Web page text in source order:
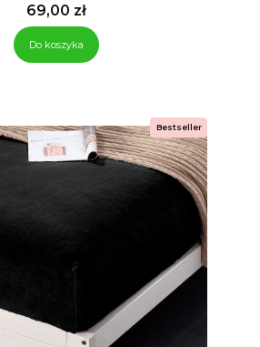
Cena
69,00 zł
Do koszyka
Bestseller